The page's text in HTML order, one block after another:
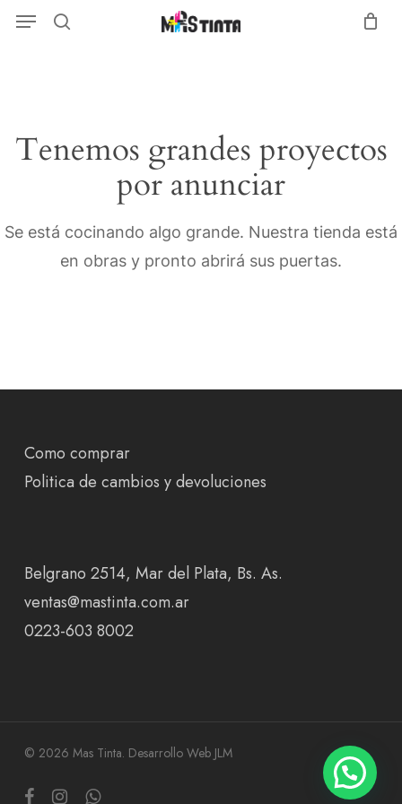
SkipMenu
Tenemos grandes proyectos
por anunciar
Se está cocinando algo grande. Nuestra tienda está
en obras y pronto abrirá sus puertas.
Como comprar
Politica de cambios y devoluciones
Belgrano 2514, Mar del Plata, Bs. As.
ventas@mastinta.com.ar
0223-603 8002
© 2026 Mas Tinta. Desarrollo Web JLM
facebookinstagramwhatsapp
Menu